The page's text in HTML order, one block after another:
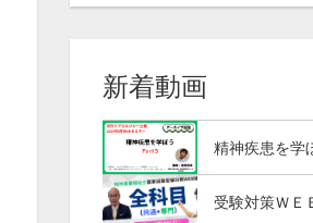
新着動画